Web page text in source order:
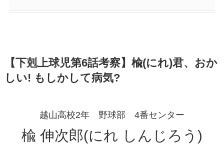
【下剋上球児第6話考察】楡(にれ)君、おか
しい! もしかして病気?
越山高校2年 野球部 4番センター
楡 伸次郎(にれ しんじろう)